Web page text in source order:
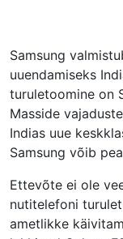
Samsung
uuendamiseks
turuletoomine on
Masside
Indias uue
Samsung võib
Ettevõte ei ole
nutitelefoni
ametlikke